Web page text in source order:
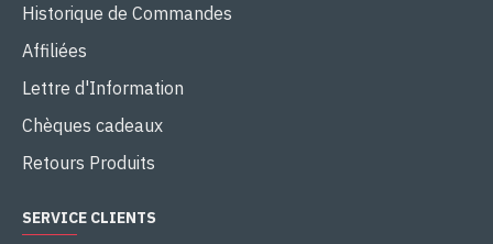
Historique de Commandes
Affiliées
Lettre d'Information
Chèques cadeaux
Retours Produits
SERVICE CLIENTS